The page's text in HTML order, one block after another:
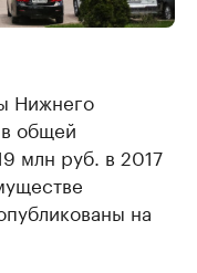
Нижнего
общей
млн руб. в 2017
на